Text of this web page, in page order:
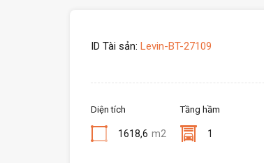
ID Tài sản: Levin-BT-27109
Diện tích
1618,6 m2
Tầng hầm
1